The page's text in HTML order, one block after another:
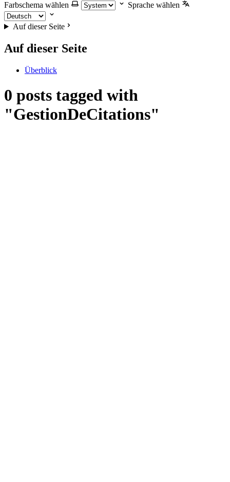
Farbschema wählen
Sprache wählen
Auf dieser Seite
Auf dieser Seite
Überblick
0 posts tagged with
"GestionDeCitations"